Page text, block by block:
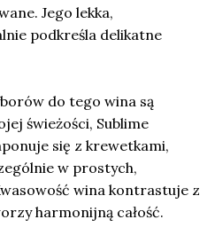
Jego lekka,
podkreśla delikatne
do tego wina są
świeżości, Sublime
się z krewetkami,
w prostych,
wina kontrastuje z
harmonijną całość.